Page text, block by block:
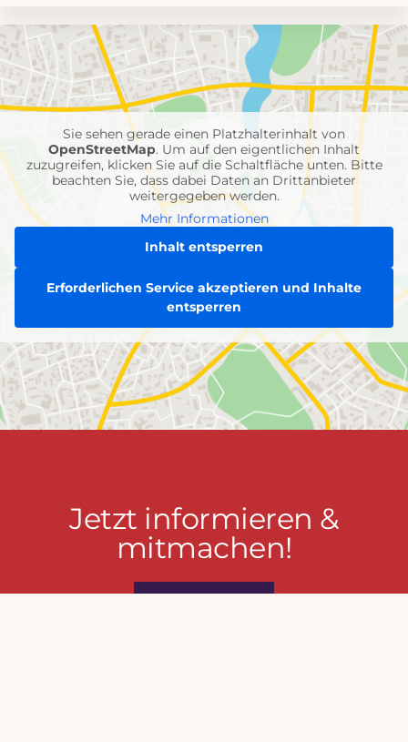
Umgebungskarte
mit
Feuerwehr-
Einheiten
Sie sehen gerade einen Platzhalterinhalt von
OpenStreetMap. Um auf den eigentlichen Inhalt
zuzugreifen, klicken Sie auf die Schaltfläche unten. Bitte
beachten Sie, dass dabei Daten an Drittanbieter
weitergegeben werden.
Mehr Informationen
Inhalt entsperren
Erforderlichen Service akzeptieren und Inhalte
entsperren
Jetzt
informieren
mitmachen!
Jetzt informieren &
mitmachen!